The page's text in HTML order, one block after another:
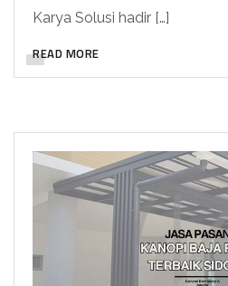
Karya Solusi hadir […]
READ MORE